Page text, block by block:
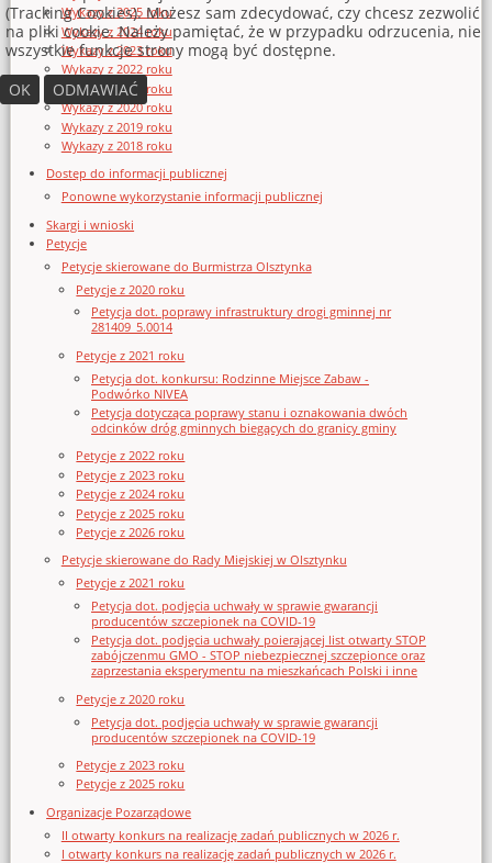
Wykazy z 2025 roku
Wykazy z 2024 roku
Wykazy z 2023 roku
Wykazy z 2022 roku
Wykazy z 2021 roku
Wykazy z 2020 roku
Wykazy z 2019 roku
Wykazy z 2018 roku
Dostęp do informacji publicznej
Ponowne wykorzystanie informacji publicznej
Skargi i wnioski
Petycje
Petycje skierowane do Burmistrza Olsztynka
Petycje z 2020 roku
Petycja dot. poprawy infrastruktury drogi gminnej nr
281409_5.0014
Petycje z 2021 roku
Petycja dot. konkursu: Rodzinne Miejsce Zabaw -
Podwórko NIVEA
Petycja dotycząca poprawy stanu i oznakowania dwóch
odcinków dróg gminnych biegących do granicy gminy
Petycje z 2022 roku
Petycje z 2023 roku
Petycje z 2024 roku
Petycje z 2025 roku
Petycje z 2026 roku
Petycje skierowane do Rady Miejskiej w Olsztynku
Petycje z 2021 roku
Petycja dot. podjęcia uchwały w sprawie gwarancji
producentów szczepionek na COVID-19
Petycja dot. podjęcia uchwały poierającej list otwarty STOP
zabójczenmu GMO - STOP niebezpiecznej szczepionce oraz
zaprzestania eksperymentu na mieszkańcach Polski i inne
Petycje z 2020 roku
Petycja dot. podjęcia uchwały w sprawie gwarancji
producentów szczepionek na COVID-19
Petycje z 2023 roku
Petycje z 2025 roku
Organizacje Pozarządowe
II otwarty konkurs na realizację zadań publicznych w 2026 r.
I otwarty konkurs na realizację zadań publicznych w 2026 r.
(Tracking Cookies). Możesz sam zdecydować, czy chcesz zezwolić
na pliki cookie. Należy pamiętać, że w przypadku odrzucenia, nie
wszystkie funkcje strony mogą być dostępne.
OK
ODMAWIAĆ